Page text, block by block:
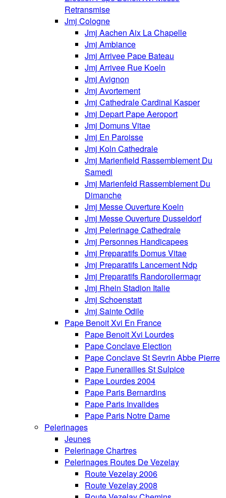
Retransmise
Jmj Cologne
Jmj Aachen Aix La Chapelle
Jmj Ambiance
Jmj Arrivee Pape Bateau
Jmj Arrivee Rue Koeln
Jmj Avignon
Jmj Avortement
Jmj Cathedrale Cardinal Kasper
Jmj Depart Pape Aeroport
Jmj Domuns Vitae
Jmj En Paroisse
Jmj Koln Cathedrale
Jmj Marienfield Rassemblement Du
Samedi
Jmj Marienfeld Rassemblement Du
Dimanche
Jmj Messe Ouverture Koeln
Jmj Messe Ouverture Dusseldorf
Jmj Pelerinage Cathedrale
Jmj Personnes Handicapees
Jmj Preparatifs Domus Vitae
Jmj Preparatifs Lancement Ndp
Jmj Preparatifs Randorollermagr
Jmj Rhein Stadion Italie
Jmj Schoenstatt
Jmj Sainte Odile
Pape Benoit Xvi En France
Pape Benoit Xvi Lourdes
Pape Conclave Election
Pape Conclave St Sevrin Abbe Pierre
Pape Funerailles St Sulpice
Pape Lourdes 2004
Pape Paris Bernardins
Pape Paris Invalides
Pape Paris Notre Dame
Pelerinages
Jeunes
Pelerinage Chartres
Pelerinages Routes De Vezelay
Route Vezelay 2006
Route Vezelay 2008